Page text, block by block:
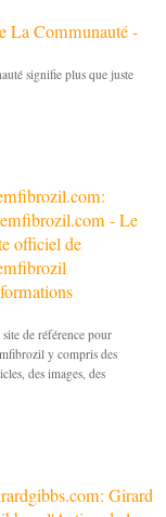
La Communauté -
signifie plus que juste
- Le
officiel de
site de référence pour
y compris des
des images, des
Girard